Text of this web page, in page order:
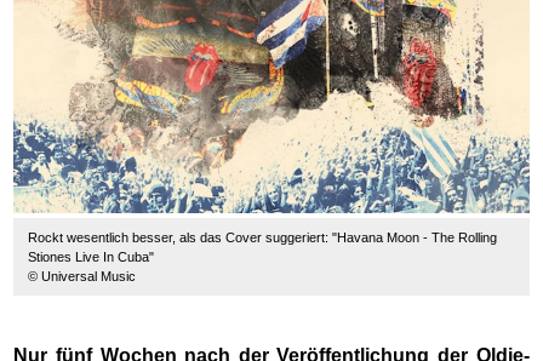
Rockt wesentlich besser, als das Cover suggeriert: "Havana Moon - The Rolling
Stiones Live In Cuba"
© Universal Music
Nur fünf Wochen nach der Veröffentlichung der Oldie-